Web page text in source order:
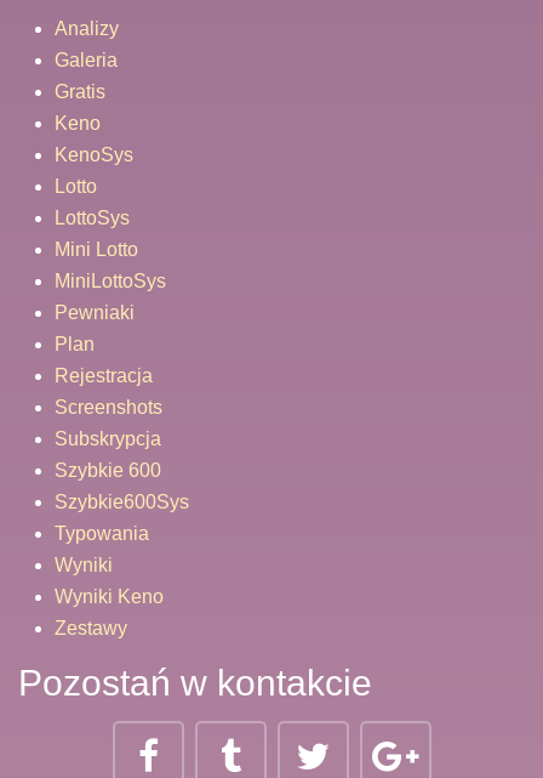
Analizy
Galeria
Gratis
Keno
KenoSys
Lotto
LottoSys
Mini Lotto
MiniLottoSys
Pewniaki
Plan
Rejestracja
Screenshots
Subskrypcja
Szybkie 600
Szybkie600Sys
Typowania
Wyniki
Wyniki Keno
Zestawy
Pozostań w kontakcie